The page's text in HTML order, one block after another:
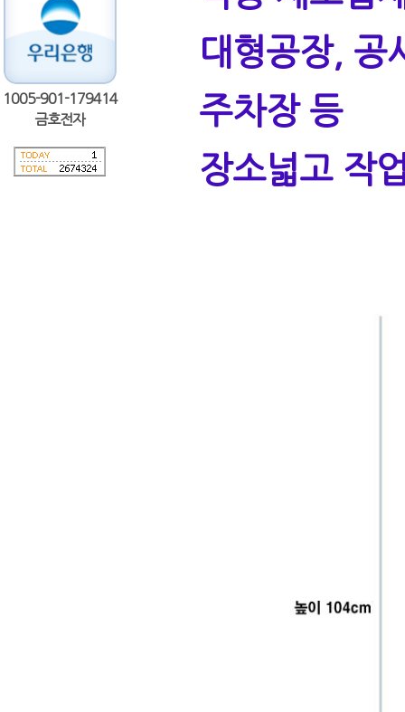
1005-901-179414
금호전자
대형공장, 공
주차장 등
장소넓고 작